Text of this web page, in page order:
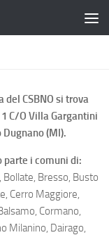
del CSBNO si trova
C/O Villa Gargantini
Dugnano (MI).
parte i comuni di:
Bollate, Bresso, Busto
Cerro Maggiore,
Cormano,
Milanino, Dairago,